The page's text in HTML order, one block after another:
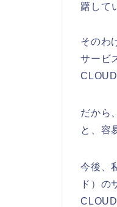
躇して
そのわ
サービ
だから
と、容
今後、
ド）の